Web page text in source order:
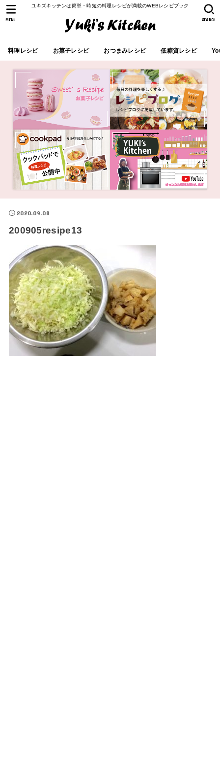
ユキズキッチンは簡単・時短の料理レシピが満載のWEBレシピブック
料理レシピ お菓子レシピ おつまみレシピ 低糖質レシピ
SEARCH
MENU
2020.09.08
200905resipe13